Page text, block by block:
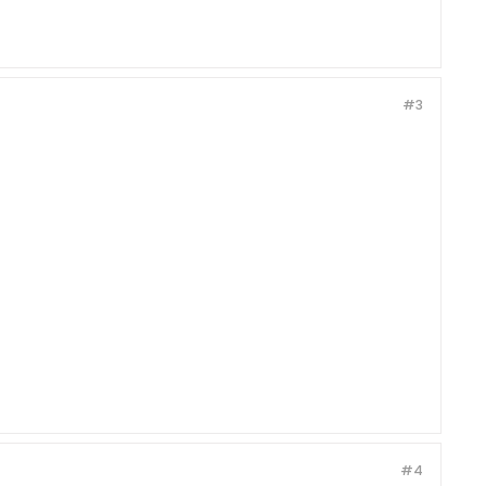
#3
#4